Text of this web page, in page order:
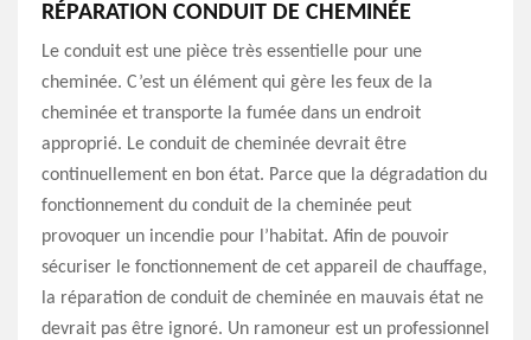
RÉPARATION CONDUIT DE CHEMINÉE
Le conduit est une pièce très essentielle pour une
cheminée. C’est un élément qui gère les feux de la
cheminée et transporte la fumée dans un endroit
approprié. Le conduit de cheminée devrait être
continuellement en bon état. Parce que la dégradation du
fonctionnement du conduit de la cheminée peut
provoquer un incendie pour l’habitat. Afin de pouvoir
sécuriser le fonctionnement de cet appareil de chauffage,
la réparation de conduit de cheminée en mauvais état ne
devrait pas être ignoré. Un ramoneur est un professionnel